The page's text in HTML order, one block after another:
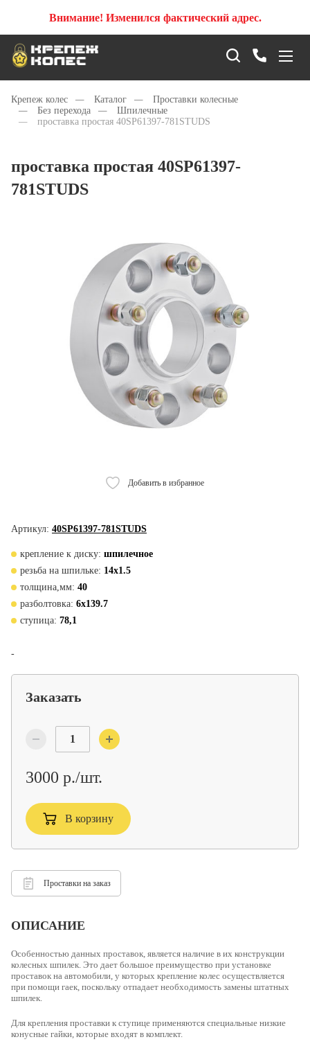
Внимание! Изменился фактический адрес.
Крепеж колес — Каталог —
Проставки колесные
—
Без перехода —
Шпилечные
—
проставка простая 40SP61397-781STUDS
проставка простая 40SP61397-
781STUDS
Добавить в избранное
Артикул: 40SP61397-781STUDS
крепление к диску: шпилечное
резьба на шпильке: 14x1.5
толщина,мм: 40
разболтовка: 6x139.7
ступица: 78,1
-
Заказать
3000 р./шт.
В корзину
Проставки на заказ
ОПИСАНИЕ
Особенностью данных проставок, является наличие в их конструкции
колесных шпилек. Это дает большое преимущество при установке
проставок на автомобили, у которых крепление колес осуществляется
при помощи гаек, поскольку отпадает необходимость замены штатных
шпилек.
Для крепления проставки к ступице применяются специальные низкие
конусные гайки, которые входят в комплект.